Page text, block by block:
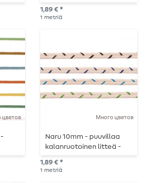
1,89 € *
1 metriä
цветов
-
Много цветов
Naru 10mm - puuvillaa
kalanruotoinen litteä -
metritavarana.
1,89 € *
1 metriä